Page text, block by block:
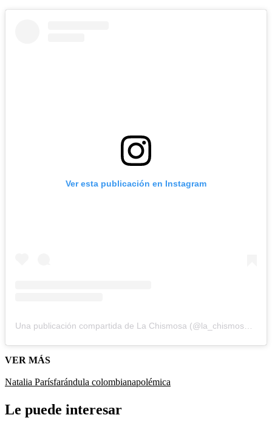
Ver esta publicación en Instagram
VER MÁS
Natalia Parísfarándula colombianapolémica
Le puede interesar